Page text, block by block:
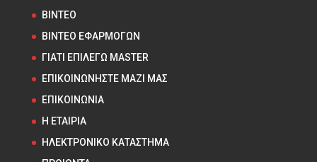
ΒΙΝΤΕΟ
ΒΙΝΤΕΟ ΕΦΑΡΜΟΓΩΝ
ΓΙΑΤΙ ΕΠΙΛΕΓΩ MASTER
ΕΠΙΚΟΙΝΩΝΗΣΤΕ ΜΑΖΙ ΜΑΣ
ΕΠΙΚΟΙΝΩΝΙΑ
Η ΕΤΑΙΡΙΑ
ΗΛΕΚΤΡΟΝΙΚΟ ΚΑΤΑΣΤΗΜΑ